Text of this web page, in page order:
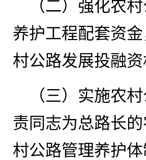
（二）强化农
养护工程配套资
村公路发展投融资
（三）实施农
责同志为总路长
村公路管理养护